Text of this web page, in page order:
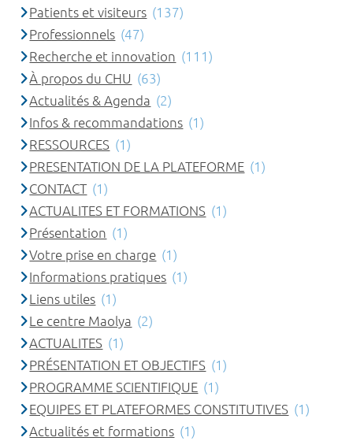
Patients et visiteurs (137)
Professionnels (47)
Recherche et innovation (111)
À propos du CHU (63)
Actualités & Agenda (2)
Infos & recommandations (1)
RESSOURCES (1)
PRESENTATION DE LA PLATEFORME (1)
CONTACT (1)
ACTUALITES ET FORMATIONS (1)
Présentation (1)
Votre prise en charge (1)
Informations pratiques (1)
Liens utiles (1)
Le centre Maolya (2)
ACTUALITES (1)
PRÉSENTATION ET OBJECTIFS (1)
PROGRAMME SCIENTIFIQUE (1)
EQUIPES ET PLATEFORMES CONSTITUTIVES (1)
Actualités et formations (1)